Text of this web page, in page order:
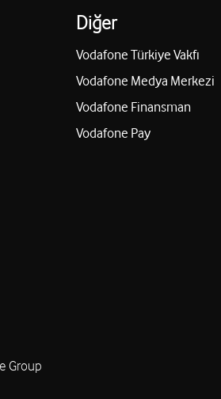
Diğer
Vodafone Türkiye Vakfı
Vodafone Medya Merkezi
Vodafone Finansman
Vodafone Pay
Group